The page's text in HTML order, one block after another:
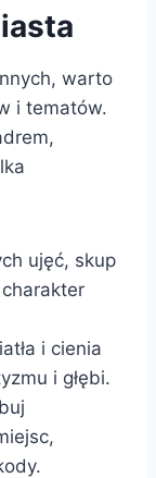
warto
i tematów.
ujęć, skup
i cienia
i głębi.